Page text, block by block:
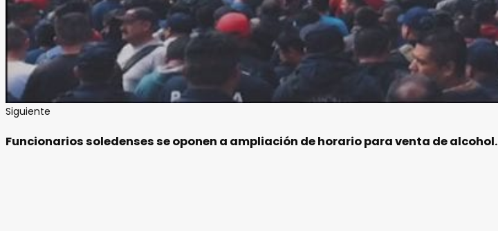
Siguiente
Funcionarios soledenses se oponen a ampliación de horario para venta de alcohol.